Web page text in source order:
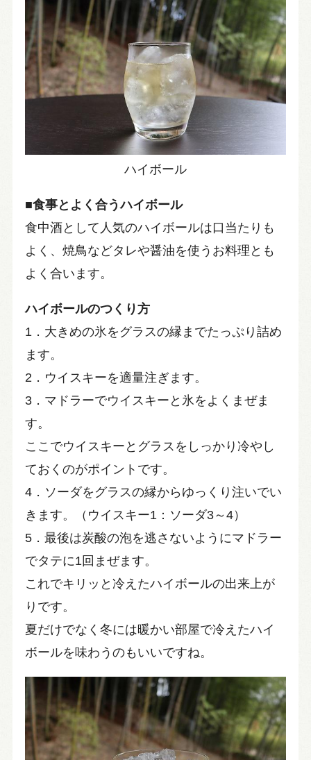
ハイボール
■食事とよく合うハイボール
食中酒として人気のハイボールは口当たりも
よく、焼鳥などタレや醤油を使うお料理とも
よく合います。
ハイボールのつくり方
1．大きめの氷をグラスの縁までたっぷり詰め
ます。
2．ウイスキーを適量注ぎます。
3．マドラーでウイスキーと氷をよくまぜま
す。
ここでウイスキーとグラスをしっかり冷やし
ておくのがポイントです。
4．ソーダをグラスの縁からゆっくり注いでい
きます。（ウイスキー1：ソーダ3～4）
5．最後は炭酸の泡を逃さないようにマドラー
でタテに1回まぜます。
これでキリッと冷えたハイボールの出来上が
りです。
夏だけでなく冬には暖かい部屋で冷えたハイ
ボールを味わうのもいいですね。